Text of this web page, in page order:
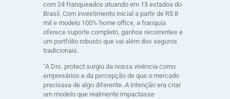
com 24 franqueados atuando em 13 estados do
Brasil. Com investimento inicial a partir de R$ 8
mil e modelo 100% home office, a franquia
oferece suporte completo, ganhos recorrentes e
um portfólio robusto que vai além dos seguros
tradicionais.
“A Drs. protect surgiu da nossa vivência como
empresários e da percepção de que o mercado
precisava de algo diferente. A intenção era criar
um modelo que realmente impactasse